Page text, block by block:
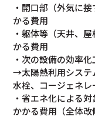
・開口部（外気に
かる費用
・躯体等（天井、
かる費用
・次の設備の効率
→太陽熱利用システ
水栓、コージェネ
・省エネ化による
かかる費用（全体改